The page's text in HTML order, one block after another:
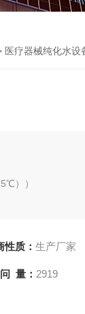
医疗器械纯化水设
））
性质： 生产厂家
量： 2919